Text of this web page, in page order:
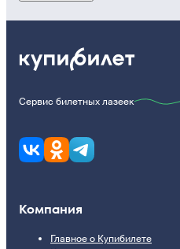
Сервис билетных лазеек
Компания
Главное о Купибилете